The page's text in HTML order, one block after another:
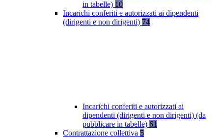
in tabelle) 10
Incarichi conferiti e autorizzati ai dipendenti
(dirigenti e non dirigenti) 74
Incarichi conferiti e autorizzati ai
dipendenti (dirigenti e non dirigenti) (da
pubblicare in tabelle) 61
Contrattazione collettiva 5